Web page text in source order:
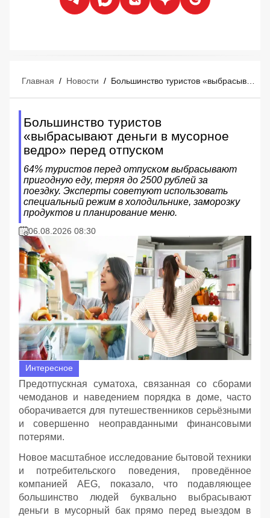
Главная / Новости / Большинство туристов «выбрасывают деньги в мусорное ведро» перед отпуском
Большинство туристов
«выбрасывают деньги в мусорное
ведро» перед отпуском
64% туристов перед отпуском выбрасывают
пригодную еду, теряя до 2500 рублей за
поездку. Эксперты советуют использовать
специальный режим в холодильнике, заморозку
продуктов и планирование меню.
06.08.2026 08:30
Интересное
Предотпускная суматоха, связанная со сборами
чемоданов и наведением порядка в доме, часто
оборачивается для путешественников серьёзными
и совершенно неоправданными финансовыми
потерями.
Новое масштабное исследование бытовой техники
и потребительского поведения, проведённое
компанией AEG, показало, что подавляющее
большинство людей буквально выбрасывают
деньги в мусорный бак прямо перед выездом в